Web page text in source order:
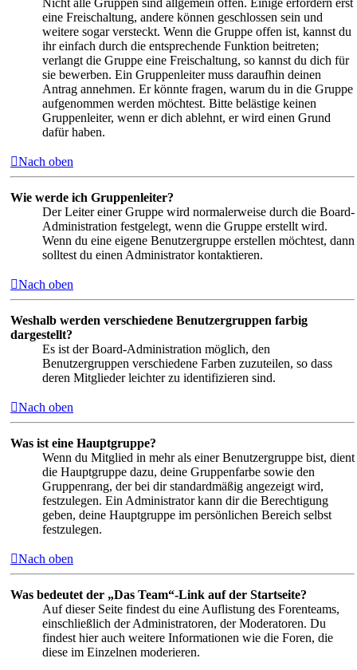
Nicht alle Gruppen sind allgemein offen. Einige erfordern erst
eine Freischaltung, andere können geschlossen sein und
weitere sogar versteckt. Wenn die Gruppe offen ist, kannst du
ihr einfach durch die entsprechende Funktion beitreten;
verlangt die Gruppe eine Freischaltung, so kannst du dich für
sie bewerben. Ein Gruppenleiter muss daraufhin deinen
Antrag annehmen. Er könnte fragen, warum du in die Gruppe
aufgenommen werden möchtest. Bitte belästige keinen
Gruppenleiter, wenn er dich ablehnt, er wird einen Grund
dafür haben.
Nach oben
Wie werde ich Gruppenleiter?
Der Leiter einer Gruppe wird normalerweise durch die Board-
Administration festgelegt, wenn die Gruppe erstellt wird.
Wenn du eine eigene Benutzergruppe erstellen möchtest, dann
solltest du einen Administrator kontaktieren.
Nach oben
Weshalb werden verschiedene Benutzergruppen farbig
dargestellt?
Es ist der Board-Administration möglich, den
Benutzergruppen verschiedene Farben zuzuteilen, so dass
deren Mitglieder leichter zu identifizieren sind.
Nach oben
Was ist eine Hauptgruppe?
Wenn du Mitglied in mehr als einer Benutzergruppe bist, dient
die Hauptgruppe dazu, deine Gruppenfarbe sowie den
Gruppenrang, der bei dir standardmäßig angezeigt wird,
festzulegen. Ein Administrator kann dir die Berechtigung
geben, deine Hauptgruppe im persönlichen Bereich selbst
festzulegen.
Nach oben
Was bedeutet der „Das Team“-Link auf der Startseite?
Auf dieser Seite findest du eine Auflistung des Forenteams,
einschließlich der Administratoren, der Moderatoren. Du
findest hier auch weitere Informationen wie die Foren, die
diese im Einzelnen moderieren.